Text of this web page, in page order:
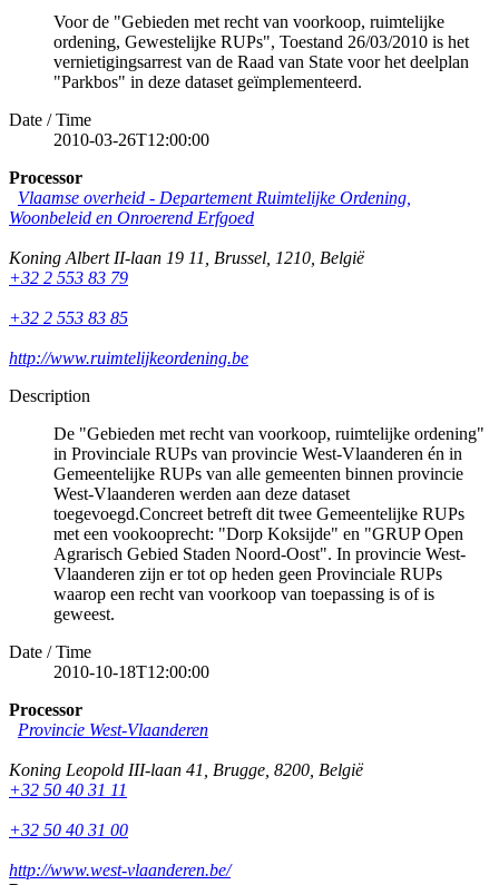
Voor de "Gebieden met recht van voorkoop, ruimtelijke
ordening, Gewestelijke RUPs", Toestand 26/03/2010 is het
vernietigingsarrest van de Raad van State voor het deelplan
"Parkbos" in deze dataset geïmplementeerd.
Date / Time
2010-03-26T12:00:00
Processor
Vlaamse overheid - Departement Ruimtelijke Ordening,
Woonbeleid en Onroerend Erfgoed
Koning Albert II-laan 19 11 Brussel 1210 België
+32 2 553 83 79
+32 2 553 83 85
http://www.ruimtelijkeordening.be
Description
De "Gebieden met recht van voorkoop, ruimtelijke ordening"
in Provinciale RUPs van provincie West-Vlaanderen én in
Gemeentelijke RUPs van alle gemeenten binnen provincie
West-Vlaanderen werden aan deze dataset
toegevoegd.Concreet betreft dit twee Gemeentelijke RUPs
met een vookooprecht: "Dorp Koksijde" en "GRUP Open
Agrarisch Gebied Staden Noord-Oost". In provincie West-
Vlaanderen zijn er tot op heden geen Provinciale RUPs
waarop een recht van voorkoop van toepassing is of is
geweest.
Date / Time
2010-10-18T12:00:00
Processor
Provincie West-Vlaanderen
Koning Leopold III-laan 41 Brugge 8200 België
+32 50 40 31 11
+32 50 40 31 00
http://www.west-vlaanderen.be/